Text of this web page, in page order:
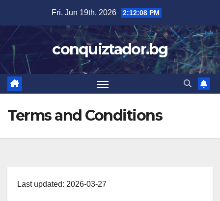
content
Fri. Jun 19th, 2026 2:12:08 PM
conquiztador.bg
Terms and Conditions
Last updated: 2026-03-27